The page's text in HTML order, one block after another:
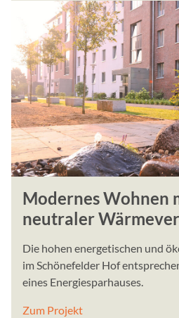
Modernes Wohnen
neutraler
Die hohen energetischen und
im Schönefelder Hof
eines Energiesparhauses.
Zum Projekt